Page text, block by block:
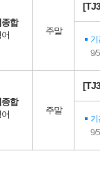
합
주말
기
9/
합
주말
기
9/